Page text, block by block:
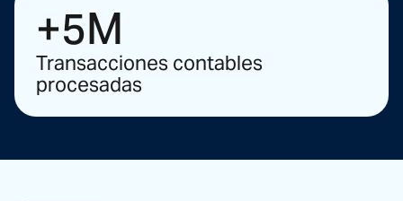
+5M
Transacciones contables
procesadas